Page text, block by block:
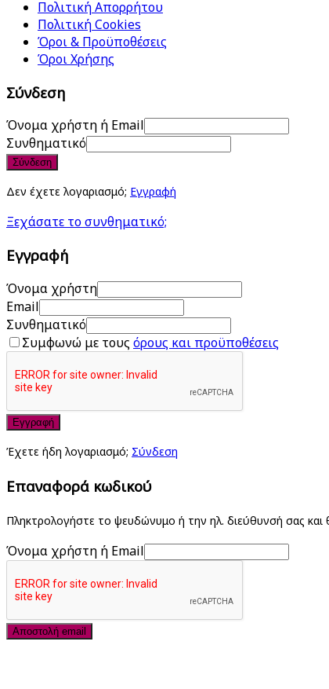
Πολιτική Απορρήτου
Πολιτική Cookies
Όροι & Προϋποθέσεις
Όροι Χρήσης
Σύνδεση
Όνομα χρήστη ή Email
Συνθηματικό
Σύνδεση
Δεν έχετε λογαριασμό; Εγγραφή
Ξεχάσατε το συνθηματικό;
Εγγραφή
Όνομα χρήστη
Email
Συνθηματικό
Συμφωνώ με τους όρους και προϋποθέσεις
Εγγραφή
Έχετε ήδη λογαριασμό; Σύνδεση
Επαναφορά κωδικού
Πληκτρολογήστε το ψευδώνυμο ή την ηλ. διεύθυνσή σας
Όνομα χρήστη ή Email
Αποστολή email